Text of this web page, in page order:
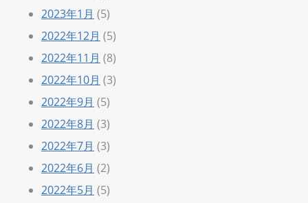
2023年1月 (5)
2022年12月 (5)
2022年11月 (8)
2022年10月 (3)
2022年9月 (5)
2022年8月 (3)
2022年7月 (3)
2022年6月 (2)
2022年5月 (5)